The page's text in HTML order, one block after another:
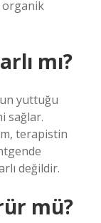
organik
mı?
yuttuğu
sağlar.
terapistin
değildir.
mü?